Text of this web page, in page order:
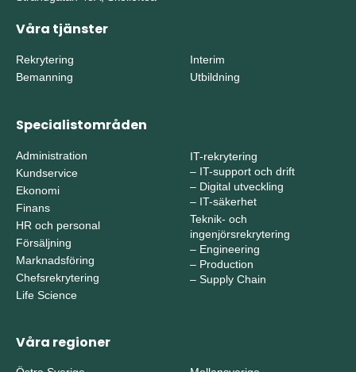
Våra tjänster
Rekrytering
Bemanning
Interim
Utbildning
Specialistområden
Administration
Kundservice
Ekonomi
Finans
HR och personal
Försäljning
Marknadsföring
Chefsrekrytering
Life Science
IT-rekrytering
– IT-support och drift
– Digital utveckling
– IT-säkerhet
Teknik- och
ingenjörsrekrytering
– Engineering
– Production
– Supply Chain
Våra regioner